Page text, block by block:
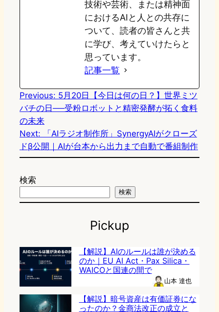
技術や芸術、または精神面
におけるAIと人との共存に
ついて、読者の皆さんと共
に学び、考えていけたらと
思っています。
記事一覧
Previous: 5月20日【今日は何の日？】世界ミツ
バチの日──受粉ロボットと精密発酵が拓く食料
の未来
Next:
「AIラジオ制作所」SynergyAIがクローズ
ドβ公開｜AIが台本から出力まで自動で番組制作
検索
検索
Pickup
【解説】AIのルールは誰が決める
のか｜EU AI Act・Pax Silica・
WAICOと国連の間で
山本 達也
【解説】暗号資産は有価証券にな
ったのか？金商法改正の成立と